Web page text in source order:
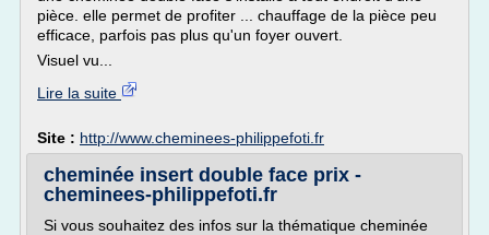
pièce. elle permet de profiter ... chauffage de la pièce peu
efficace, parfois pas plus qu'un foyer ouvert.
Visuel vu...
Lire la suite
Site : http://www.cheminees-philippefoti.fr
cheminée insert double face prix -
cheminees-philippefoti.fr
Si vous souhaitez des infos sur la thématique cheminée